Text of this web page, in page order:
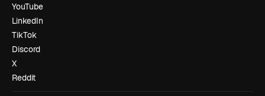
YouTube
LinkedIn
TikTok
Discord
X
Reddit